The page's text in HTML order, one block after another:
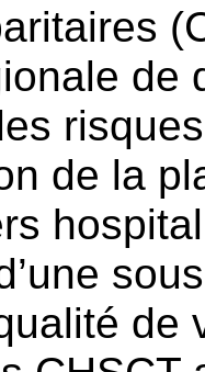
de
de la
de